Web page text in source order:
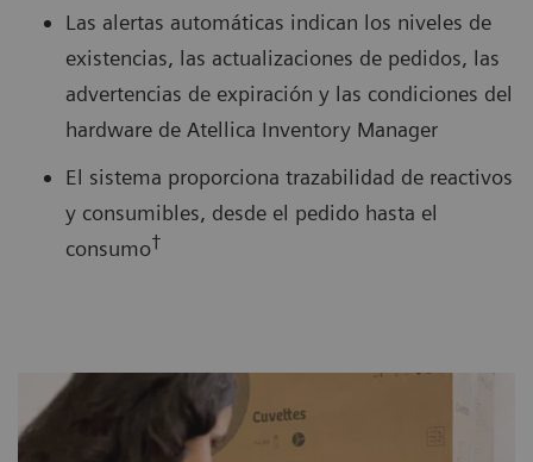
Las alertas automáticas indican los niveles de
existencias, las actualizaciones de pedidos, las
advertencias de expiración y las condiciones del
hardware de Atellica Inventory Manager
El sistema proporciona trazabilidad de reactivos
y consumibles, desde el pedido hasta el
consumo†